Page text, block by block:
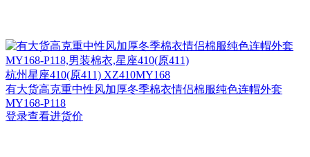
杭州星座410(原411) XZ410MY168
有大货高克重中性风加厚冬季棉衣情侣棉服纯色连帽外套
MY168-P118
登录查看进货价